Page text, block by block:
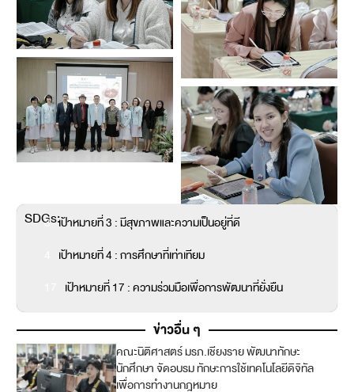
SDGs:
3 เป้าหมายที่ 3 : มีสุขภาพและความเป็นอยู่ที่ดี
เป้าหมายที่ 4 : การศึกษาที่เท่าเทียม
เป้าหมายที่ 17 : ความร่วมมือเพื่อการพัฒนาที่ยั่งยืน
ข่าวอื่น ๆ
คณะนิติศาสตร์ มรภ.เชียงราย พัฒนาทักษะ
นักศึกษา จัดอบรม ทักษะการใช้เทคโนโลยีดิจิทัล
เพื่อการทำงานกฎหมาย